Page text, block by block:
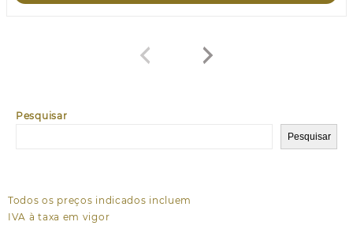
Pesquisar
Pesquisar
Todos os preços indicados incluem
IVA à taxa em vigor